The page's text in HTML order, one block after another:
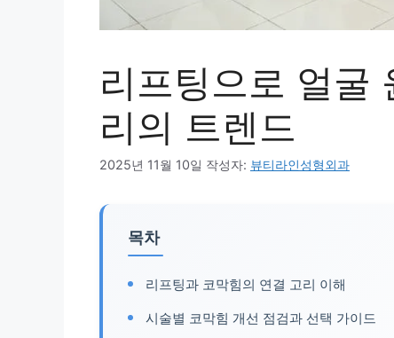
리프팅으로 얼굴
리의 트렌드
2025년 11월 10일 작성자: 뷰티라인성형외과
목차
리프팅과 코막힘의 연결 고리 이해
시술별 코막힘 개선 점검과 선택 가이드